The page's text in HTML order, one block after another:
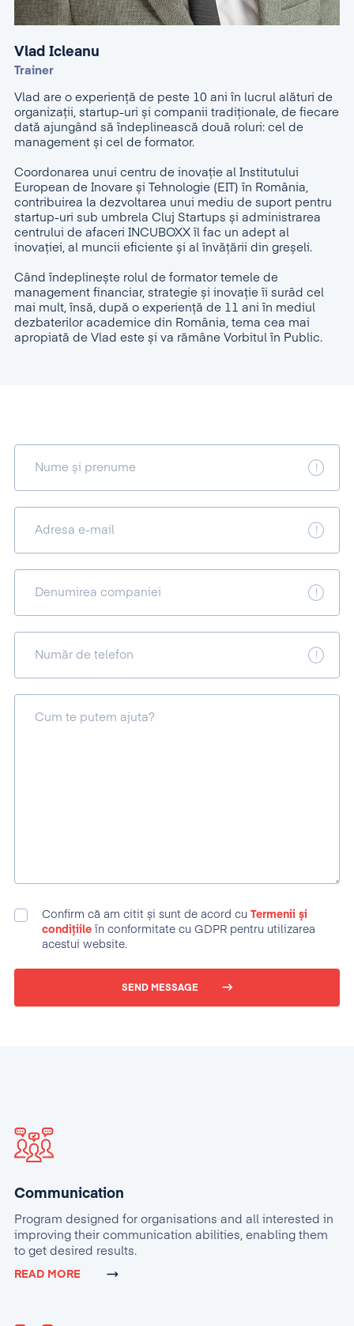
Vlad Icleanu
Trainer
Vlad are o experiență de peste 10 ani în lucrul alături de
organizații, startup-uri și companii tradiționale, de fiecare
dată ajungând să îndeplinească două roluri: cel de
management și cel de formator.
Coordonarea unui centru de inovație al Institutului
European de Inovare și Tehnologie (EIT) în România,
contribuirea la dezvoltarea unui mediu de suport pentru
startup-uri sub umbrela Cluj Startups și administrarea
centrului de afaceri INCUBOXX îl fac un adept al
inovației, al muncii eficiente și al învățării din greșeli.
Când îndeplinește rolul de formator temele de
management financiar, strategie și inovație îi surâd cel
mai mult, însă, după o experiență de 11 ani în mediul
dezbaterilor academice din România, tema cea mai
apropiată de Vlad este și va rămâne Vorbitul în Public.
Nume și prenume
Adresa e-mail
Denumirea companiei
Număr de telefon
Cum te putem ajuta?
Confirm că am citit și sunt de acord cu Termenii și
condițiile în conformitate cu GDPR pentru utilizarea
acestui website.
SEND MESSAGE
Communication
Program designed for organisations and all interested in
improving their communication abilities, enabling them
to get desired results.
READ MORE